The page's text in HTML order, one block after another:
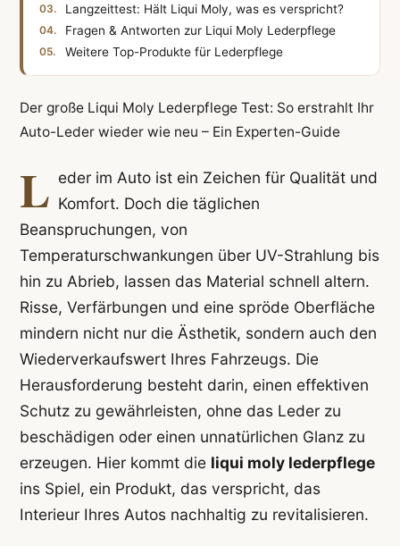
Langzeittest: Hält Liqui Moly, was es verspricht?
Fragen & Antworten zur Liqui Moly Lederpflege
Weitere Top-Produkte für Lederpflege
Der große Liqui Moly Lederpflege Test: So erstrahlt Ihr
Auto-Leder wieder wie neu – Ein Experten-Guide
L eder im Auto ist ein Zeichen für Qualität und
Komfort. Doch die täglichen
Beanspruchungen, von
Temperaturschwankungen über UV-Strahlung bis
hin zu Abrieb, lassen das Material schnell altern.
Risse, Verfärbungen und eine spröde Oberfläche
mindern nicht nur die Ästhetik, sondern auch den
Wiederverkaufswert Ihres Fahrzeugs. Die
Herausforderung besteht darin, einen effektiven
Schutz zu gewährleisten, ohne das Leder zu
beschädigen oder einen unnatürlichen Glanz zu
erzeugen. Hier kommt die liqui moly lederpflege
ins Spiel, ein Produkt, das verspricht, das
Interieur Ihres Autos nachhaltig zu revitalisieren.